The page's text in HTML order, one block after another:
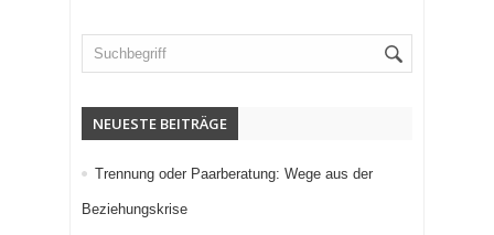
NEUESTE BEITRÄGE
Trennung oder Paarberatung: Wege aus der
Beziehungskrise